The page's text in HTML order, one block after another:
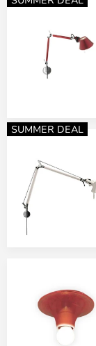
SUMMER DEAL